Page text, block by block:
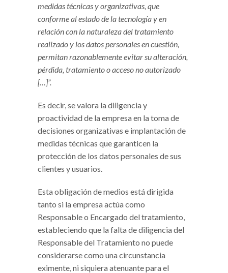
medidas técnicas y organizativas, que
conforme al estado de la tecnología y en
relación con la naturaleza del tratamiento
realizado y los datos personales en cuestión,
permitan razonablemente evitar su alteración,
pérdida, tratamiento o acceso no autorizado
[…]”.
Es decir, se valora la diligencia y
proactividad de la empresa en la toma de
decisiones organizativas e implantación de
medidas técnicas que garanticen la
protección de los datos personales de sus
clientes y usuarios.
Esta obligación de medios está dirigida
tanto si la empresa actúa como
Responsable o Encargado del tratamiento,
estableciendo que la falta de diligencia del
Responsable del Tratamiento no puede
considerarse como una circunstancia
eximente, ni siquiera atenuante para el